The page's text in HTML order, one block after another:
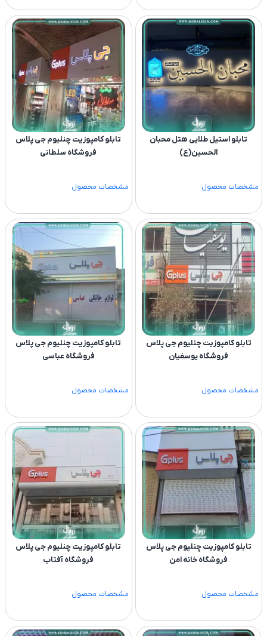
تابلو استیل طلایی هتل محبان
الحسین(ع)
مشخصات محصول
تابلو کامپوزیت چنلیوم جی پلاس
فروشگاه سلطانی
مشخصات محصول
تابلو کامپوزیت چنلیوم جی پلاس
فروشگاه یوسفیان
مشخصات محصول
تابلو کامپوزیت چنلیوم جی پلاس
فروشگاه عباسی
مشخصات محصول
تابلو کامپوزیت چنلیوم جی پلاس
فروشگاه خانه امن
مشخصات محصول
تابلو کامپوزیت چنلیوم جی پلاس
فروشگاه آفتاب
مشخصات محصول